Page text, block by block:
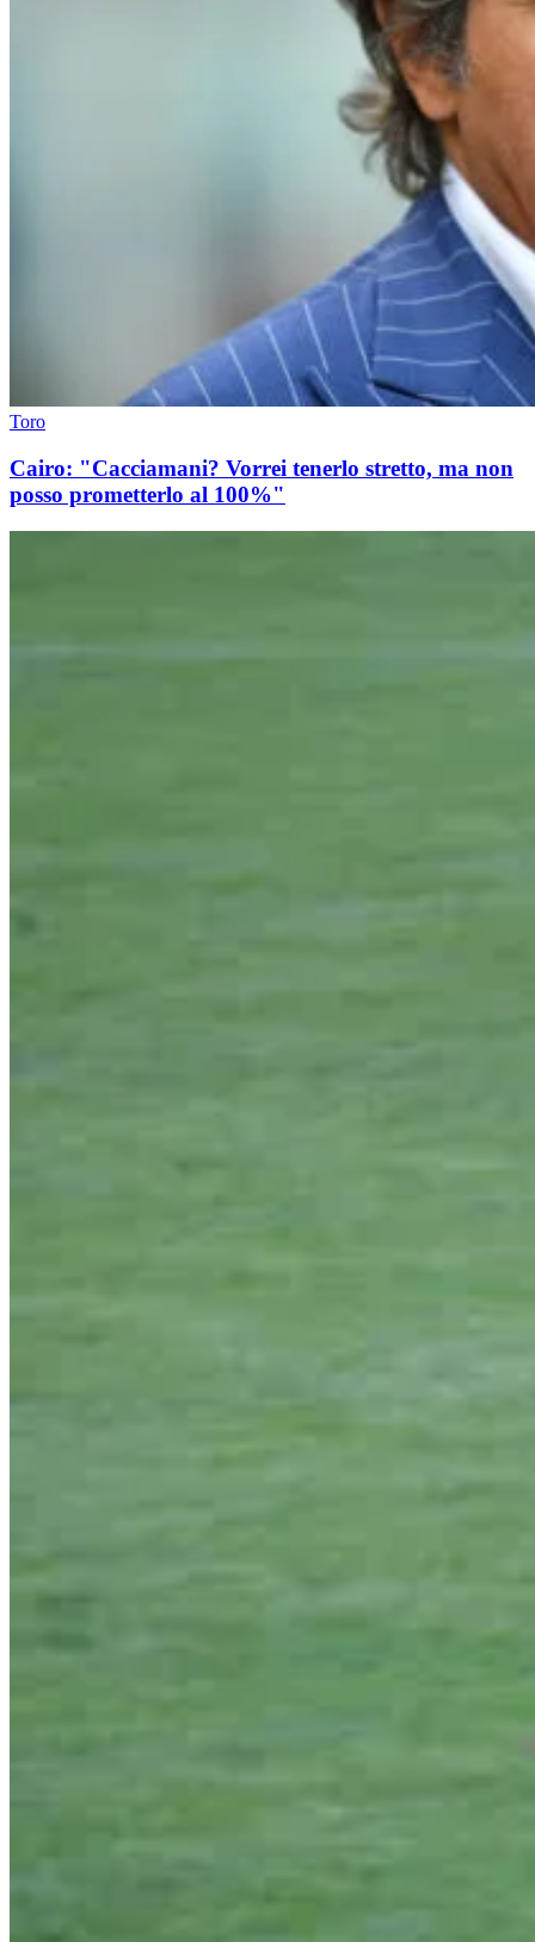
Toro
Cairo: "Cacciamani? Vorrei tenerlo stretto, ma non
posso prometterlo al 100%"